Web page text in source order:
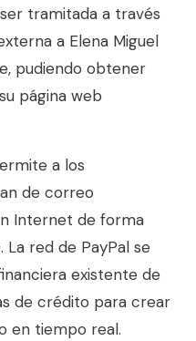
tramitada a través
a Elena Miguel
pudiendo obtener
página web
a los
de correo
Internet de forma
red de PayPal se
existente de
de crédito para crear
en tiempo real.